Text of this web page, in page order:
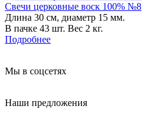
Свечи церковные воск 100% №8
Длина 30 см, диаметр 15 мм.
В пачке 43 шт. Вес 2 кг.
Подробнее
Мы в соцсетях
Наши предложения